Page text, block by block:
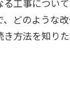
工事について
どのような
方法を知りた